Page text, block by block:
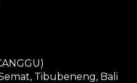
Tibubeneng, Bali